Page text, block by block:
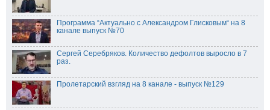
Программа “Актуально с Александром Глисковым“ на 8
канале выпуск №70
Сергей Серебряков. Количество дефолтов выросло в 7
раз.
Пролетарский взгляд на 8 канале - выпуск №129